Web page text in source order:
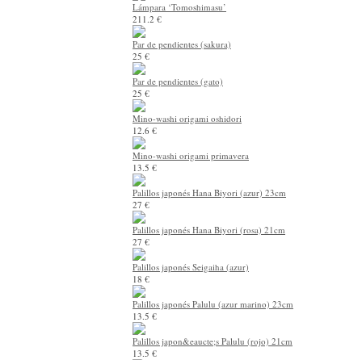
Lámpara ‘Tomoshimasu’
211.2 €
Par de pendientes (sakura)
25 €
Par de pendientes (gato)
25 €
Mino-washi origami oshidori
12.6 €
Mino-washi origami primavera
13.5 €
Palillos japonés Hana Biyori (azur) 23cm
27 €
Palillos japonés Hana Biyori (rosa) 21cm
27 €
Palillos japonés Seigaiha (azur)
18 €
Palillos japonés Palulu (azur marino) 23cm
13.5 €
Palillos japon&eaucte;s Palulu (rojo) 21cm
13.5 €